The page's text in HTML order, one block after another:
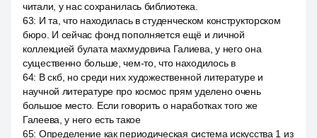
читали, у нас сохранилась библиотека.
63: И та, что находилась в студенческом конструкторском
бюро. И сейчас фонд пополняется ещё и личной
коллекцией булата махмудовича Галиева, у него она
существенно больше, чем-то, что находилось в
64: В скб, но среди них художественной литературе и
научной литературе про космос прям уделено очень
большое место. Если говорить о наработках того же
Галеева, у него есть такое
65: Определение как периодическая система искусства 1 из